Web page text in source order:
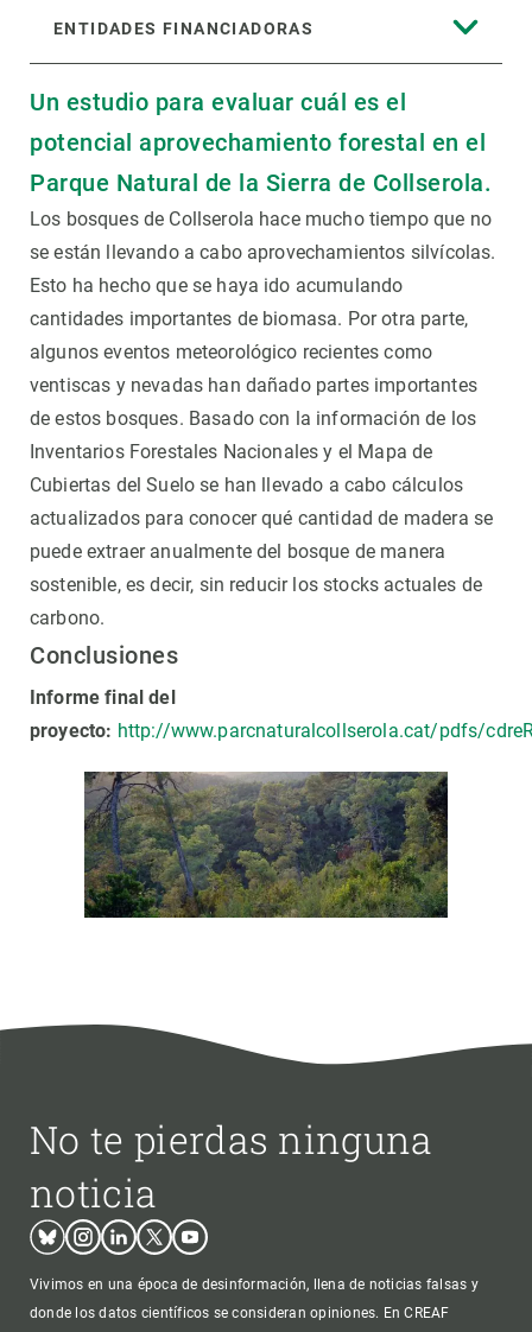
ENTIDADES FINANCIADORAS
Un estudio para evaluar cuál es el
potencial aprovechamiento forestal en el
Parque Natural de la Sierra de Collserola.
Los bosques de Collserola hace mucho tiempo que no
se están llevando a cabo aprovechamientos silvícolas.
Esto ha hecho que se haya ido acumulando
cantidades importantes de biomasa. Por otra parte,
algunos eventos meteorológico recientes como
ventiscas y nevadas han dañado partes importantes
de estos bosques. Basado con la información de los
Inventarios Forestales Nacionales y el Mapa de
Cubiertas del Suelo se han llevado a cabo cálculos
actualizados para conocer qué cantidad de madera se
puede extraer anualmente del bosque de manera
sostenible, es decir, sin reducir los stocks actuales de
carbono.
Conclusiones
Informe final del
proyecto: http://www.parcnaturalcollserola.cat/pdfs/
No te pierdas ninguna
noticia
BlueskyInstagram
LinkedinTwitterYoutube
Vivimos en una época de desinformación, llena de noticias falsas y
donde los datos científicos se consideran opiniones. En CREAF